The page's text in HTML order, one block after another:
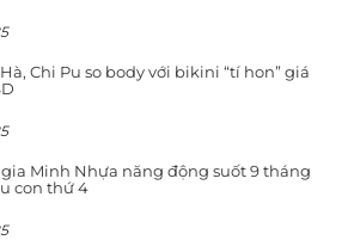
Chi Pu so body với bikini “tí hon” giá
Minh Nhựa năng động suốt 9 tháng
con thứ 4